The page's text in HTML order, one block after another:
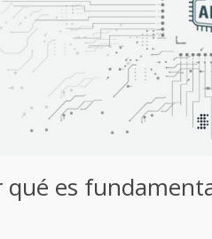
qué es